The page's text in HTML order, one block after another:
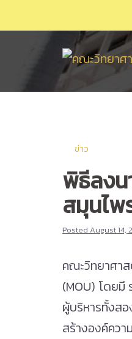
to
ข่าว
พิธีลง
สมุนไพ
Posted August 14,
คณะวิทยาศาส
(MOU) โดยมี
ผู้บริหารทั้งส
สร้างองค์คว